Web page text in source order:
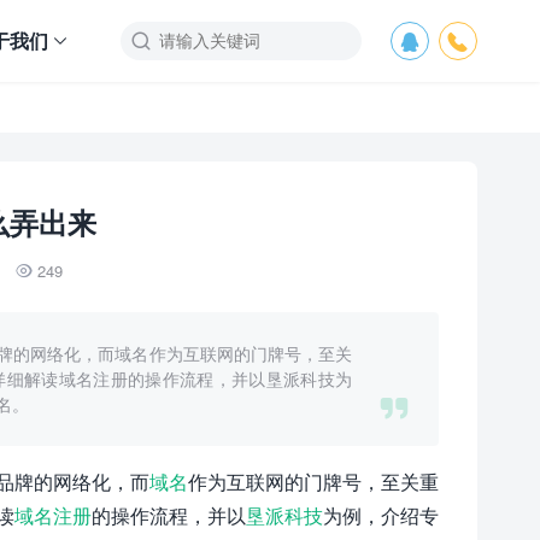
 

我们
弄出来
 249

的网络化，而域名作为互联网的门牌号，至关
解读域名注册的操作流程，并以垦派科技为
牌的网络化，而域名作为互联网的门牌号，至关重
域名注册的操作流程，并以垦派科技为例，介绍专